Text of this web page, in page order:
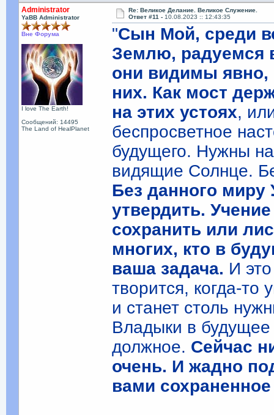
Administrator
YaBB Administrator
Вне Форума
I love The Earth!
Сообщений: 14495
The Land of HealPlanet
Re: Великое Делание. Великое Служение.
Ответ #11 - 10.08.2023 :: 12:43:35
"Сын Мой, среди
Землю, радуемся
они видимы явно,
них. Как мост
на этих устоях,
беспросветное
будущего. Нужны
видящие Солнце.
Без данного миру
утвердить.
сохранить или
многих, кто в
ваша задача. И
творится, когда-то
и станет столь
Владыки в
должное. Сейчас
очень. И жадно
вами